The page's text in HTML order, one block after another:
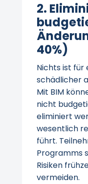
2.
40%)
Nichts ist für
schädlicher
Mit BIM
nicht
eliminiert
wesentlich
führt.
Programms
Risiken
vermeiden.